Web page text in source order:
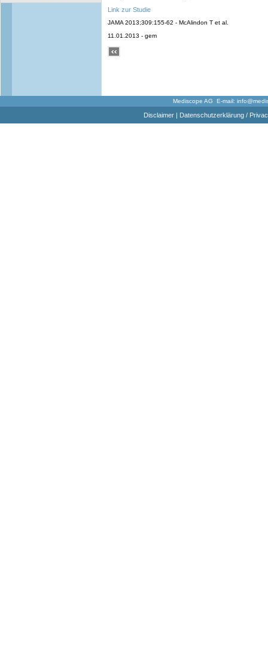
Link zur Studie
JAMA 2013;309:155-62 - McAlindon T et al.
11.01.2013 - gem
Mediscope AG E-mail:
Disclaimer| Datenschutzerklärung /